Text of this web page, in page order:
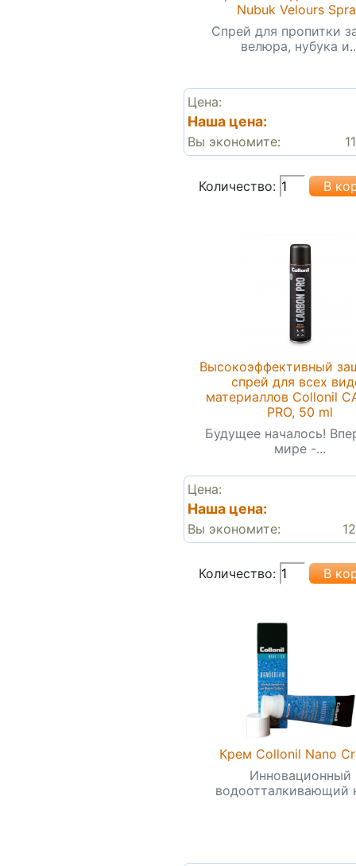
Nubuk Velours
Спрей для пропитки
велюра, нубука
Цена:
Наша цена:
Вы экономите:
Количество:
Высокоэффективный
спрей для всех
материаллов Collonil
PRO, 50 ml
Будущее началось!
мире -...
Цена:
Наша цена:
Вы экономите:
Количество:
Крем Collonil Nano
Инновационный
водоотталкивающий